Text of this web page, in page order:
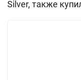
Silver, также